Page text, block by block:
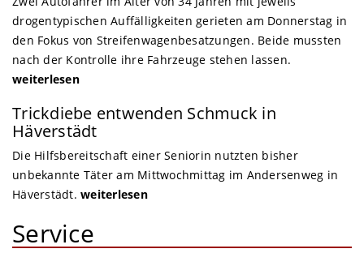
drogentypischen Auffälligkeiten gerieten am Donnerstag in
den Fokus von Streifenwagenbesatzungen. Beide mussten
nach der Kontrolle ihre Fahrzeuge stehen lassen.
weiterlesen
Trickdiebe entwenden Schmuck in
Häverstädt
Die Hilfsbereitschaft einer Seniorin nutzten bisher
unbekannte Täter am Mittwochmittag im Andersenweg in
Häverstädt. weiterlesen
Service